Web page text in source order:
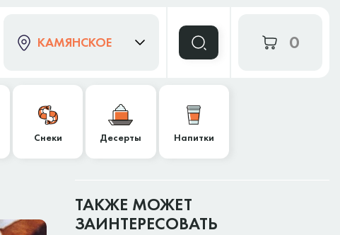
КАМЯНСКОЕ 0
Снеки Десерты Напитки
ТАКЖЕ МОЖЕТ
ЗАИНТЕРЕСОВАТЬ